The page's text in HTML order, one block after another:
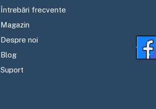
Întrebări frecvente
Magazin
Despre noi
Blog
Suport